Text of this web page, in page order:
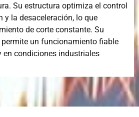
Su estructura optimiza el control
y la desaceleración, lo que
de corte constante. Su
un funcionamiento fiable
en condiciones industriales